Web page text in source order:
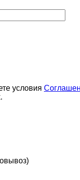
условия